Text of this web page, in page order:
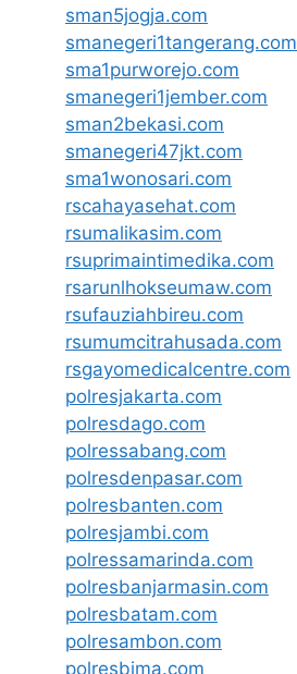
sman5jogja.com
smanegeri1tangerang.com
sma1purworejo.com
smanegeri1jember.com
sman2bekasi.com
smanegeri47jkt.com
sma1wonosari.com
rscahayasehat.com
rsumalikasim.com
rsuprimaintimedika.com
rsarunlhokseumaw.com
rsufauziahbireu.com
rsumumcitrahusada.com
rsgayomedicalcentre.com
polresjakarta.com
polresdago.com
polressabang.com
polresdenpasar.com
polresbanten.com
polresjambi.com
polressamarinda.com
polresbanjarmasin.com
polresbatam.com
polresambon.com
polresbima.com